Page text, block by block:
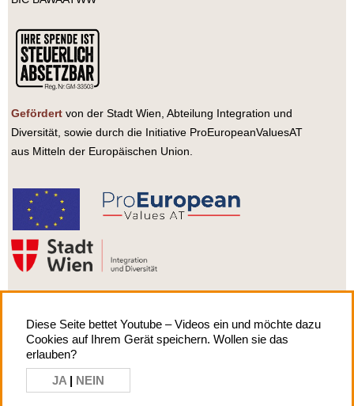
Gefördert von der Stadt Wien, Abteilung Integration und
Diversität, sowie durch die Initiative ProEuropeanValuesAT
aus Mitteln der Europäischen Union.
Impressum| Copyright by
asylkoordination österreich
Diese Seite bettet Youtube – Videos ein und möchte dazu
Cookies auf Ihrem Gerät speichern. Wollen sie das
erlauben?
JA | NEIN